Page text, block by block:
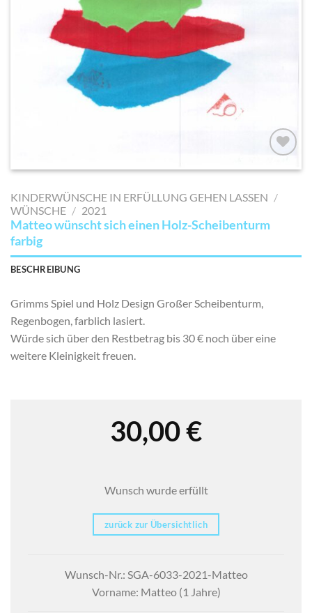
AUF MEINE
SETZEN
KINDERWÜNSCHE IN ERFÜLLUNG GEHEN LASSEN /
WÜNSCHE / 2021
Matteo wünscht sich einen Holz-Scheibenturm
farbig
BESCHREIBUNG
Grimms Spiel und Holz Design Großer Scheibenturm,
Regenbogen, farblich lasiert.
Würde sich über den Restbetrag bis 30 € noch über eine
weitere Kleinigkeit freuen.
30,00€
Wunsch wurde erfüllt
zurück zur Übersichtlich
Wunsch-Nr.: SGA-6033-2021-Matteo
Vorname: Matteo (1 Jahre)